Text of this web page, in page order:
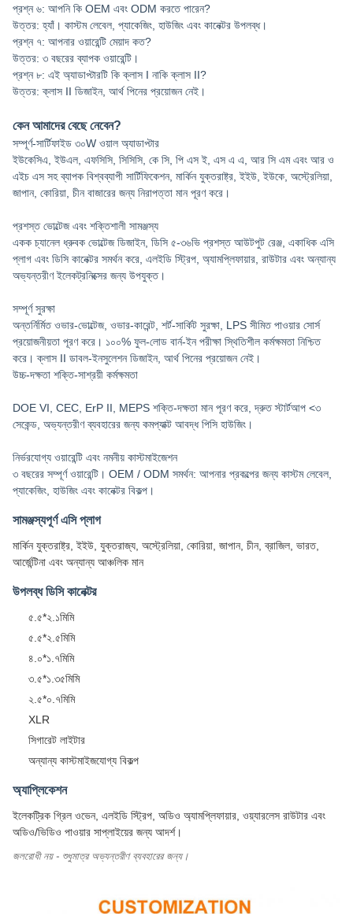
প্রশ্ন ৬: আপনি কি OEM এবং ODM করতে পারেন?
উত্তর: হ্যাঁ। কাস্টম লেবেল, প্যাকেজিং, হাউজিং এবং কানেক্টর উপলব্ধ।
প্রশ্ন ৭: আপনার ওয়ারেন্টি মেয়াদ কত?
উত্তর: ৩ বছরের ব্যাপক ওয়ারেন্টি।
প্রশ্ন ৮: এই অ্যাডাপ্টারটি কি ক্লাস I নাকি ক্লাস II?
উত্তর: ক্লাস II ডিজাইন, আর্থ পিনের প্রয়োজন নেই।
কেন আমাদের বেছে নেবেন?
সম্পূর্ণ-সার্টিফাইড ৩০W ওয়াল অ্যাডাপ্টার
ইউকেসিএ, ইউএল, এফসিসি, সিসিসি, কে সি, পি এস ই, এস এ এ, আর সি এম এবং আর ও
এইচ এস সহ ব্যাপক বিশ্বব্যাপী সার্টিফিকেশন, মার্কিন যুক্তরাষ্ট্র, ইইউ, ইউকে, অস্ট্রেলিয়া,
জাপান, কোরিয়া, চীন বাজারের জন্য নিরাপত্তা মান পূরণ করে।
প্রশস্ত ভোল্টেজ এবং শক্তিশালী সামঞ্জস্য
একক চ্যানেল ধ্রুবক ভোল্টেজ ডিজাইন, ডিসি ৫-৩৬ভি প্রশস্ত আউটপুট রেঞ্জ, একাধিক এসি
প্লাগ এবং ডিসি কানেক্টর সমর্থন করে, এলইডি স্ট্রিপ, অ্যামপ্লিফায়ার, রাউটার এবং অন্যান্য
অভ্যন্তরীণ ইলেকট্রনিক্সের জন্য উপযুক্ত।
সম্পূর্ণ সুরক্ষা
অন্তর্নির্মিত ওভার-ভোল্টেজ, ওভার-কারেন্ট, শর্ট-সার্কিট সুরক্ষা, LPS সীমিত পাওয়ার সোর্স
প্রয়োজনীয়তা পূরণ করে। ১০০% ফুল-লোড বার্ন-ইন পরীক্ষা স্থিতিশীল কর্মক্ষমতা নিশ্চিত
করে। ক্লাস II ডাবল-ইনসুলেশন ডিজাইন, আর্থ পিনের প্রয়োজন নেই।
উচ্চ-দক্ষতা শক্তি-সাশ্রয়ী কর্মক্ষমতা
DOE VI, CEC, ErP II, MEPS শক্তি-দক্ষতা মান পূরণ করে, দ্রুত স্টার্টআপ <৩
সেকেন্ড, অভ্যন্তরীণ ব্যবহারের জন্য কমপ্যাক্ট আবদ্ধ পিসি হাউজিং।
নির্ভরযোগ্য ওয়ারেন্টি এবং নমনীয় কাস্টমাইজেশন
৩ বছরের সম্পূর্ণ ওয়ারেন্টি। OEM / ODM সমর্থন: আপনার প্রকল্পের জন্য কাস্টম লেবেল,
প্যাকেজিং, হাউজিং এবং কানেক্টর বিকল্প।
সামঞ্জস্যপূর্ণ এসি প্লাগ
মার্কিন যুক্তরাষ্ট্র, ইইউ, যুক্তরাজ্য, অস্ট্রেলিয়া, কোরিয়া, জাপান, চীন, ব্রাজিল, ভারত,
আর্জেন্টিনা এবং অন্যান্য আঞ্চলিক মান
উপলব্ধ ডিসি কানেক্টর
৫.৫*২.১মিমি
৫.৫*২.৫মিমি
৪.০*১.৭মিমি
৩.৫*১.৩৫মিমি
২.৫*০.৭মিমি
XLR
সিগারেট লাইটার
অন্যান্য কাস্টমাইজযোগ্য বিকল্প
অ্যাপ্লিকেশন
ইলেকট্রিক গ্রিল ওভেন, এলইডি স্ট্রিপ, অডিও অ্যামপ্লিফায়ার, ওয়্যারলেস রাউটার এবং
অডিও/ভিডিও পাওয়ার সাপ্লাইয়ের জন্য আদর্শ।
জলরোধী নয় - শুধুমাত্র অভ্যন্তরীণ ব্যবহারের জন্য।